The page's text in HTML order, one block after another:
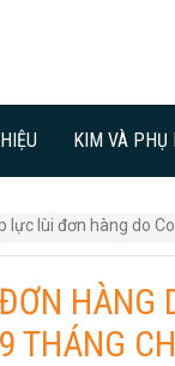
KIM VÀ PHỤ
lực lùi đơn hàng do
HÀNG
THÁNG